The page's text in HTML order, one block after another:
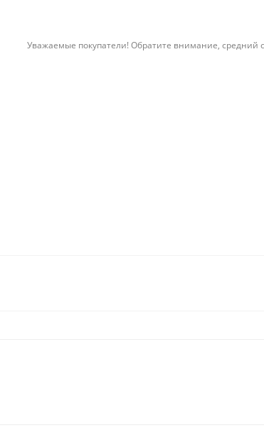
Уважаемые покупатели! Обратите внимание, средний